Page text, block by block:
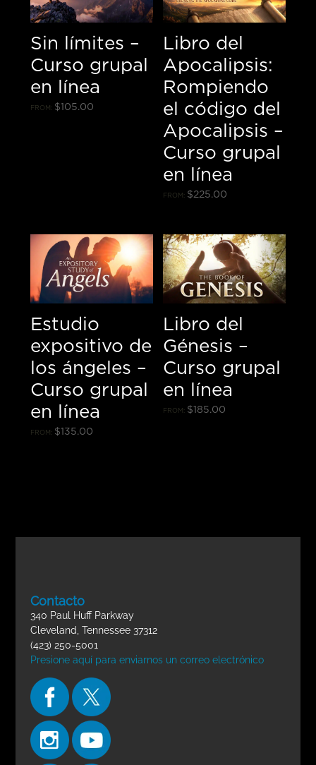
Sin límites –
Curso grupal
en línea
FROM: $105.00
Libro del
Apocalipsis:
Rompiendo
el código del
Apocalipsis –
Curso grupal
en línea
FROM: $225.00
Estudio
expositivo de
los ángeles –
Curso grupal
en línea
FROM: $135.00
Libro del
Génesis –
Curso grupal
en línea
FROM: $185.00
Contacto
340 Paul Huff Parkway
Cleveland, Tennessee 37312
(423) 250-5001
Presione aquí para enviarnos un correo electrónico